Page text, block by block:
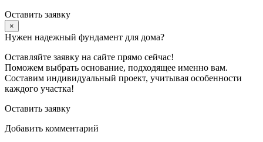
Оставить заявку
×
Нужен надежный фундамент для дома?
Оставляйте заявку на сайте прямо сейчас!
Поможем выбрать основание, подходящее именно вам.
Составим индивидуальный проект, учитывая особенности
каждого участка!
Оставить заявку
Добавить комментарий